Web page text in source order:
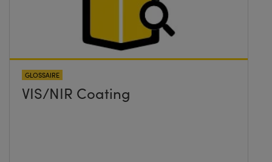
GLOSSAIRE
VIS/NIR Coating